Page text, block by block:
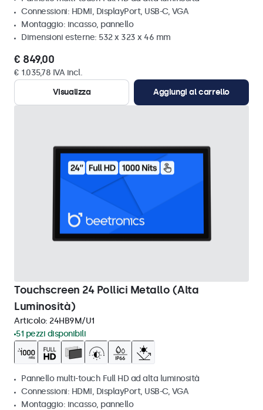
Connessioni: HDMI, DisplayPort, USB-C, VGA
Montaggio: incasso, pannello
Dimensioni esterne: 532 x 323 x 46 mm
€ 849,00
€ 1.035,78 IVA incl.
Visualizza
Aggiungi al carrello
Touchscreen 24 Pollici Metallo (Alta
Luminosità)
Articolo: 24HB9M/U1
51 pezzi disponibili
Pannello multi-touch Full HD ad alta luminosità
Connessioni: HDMI, DisplayPort, USB-C, VGA
Montaggio: incasso, pannello